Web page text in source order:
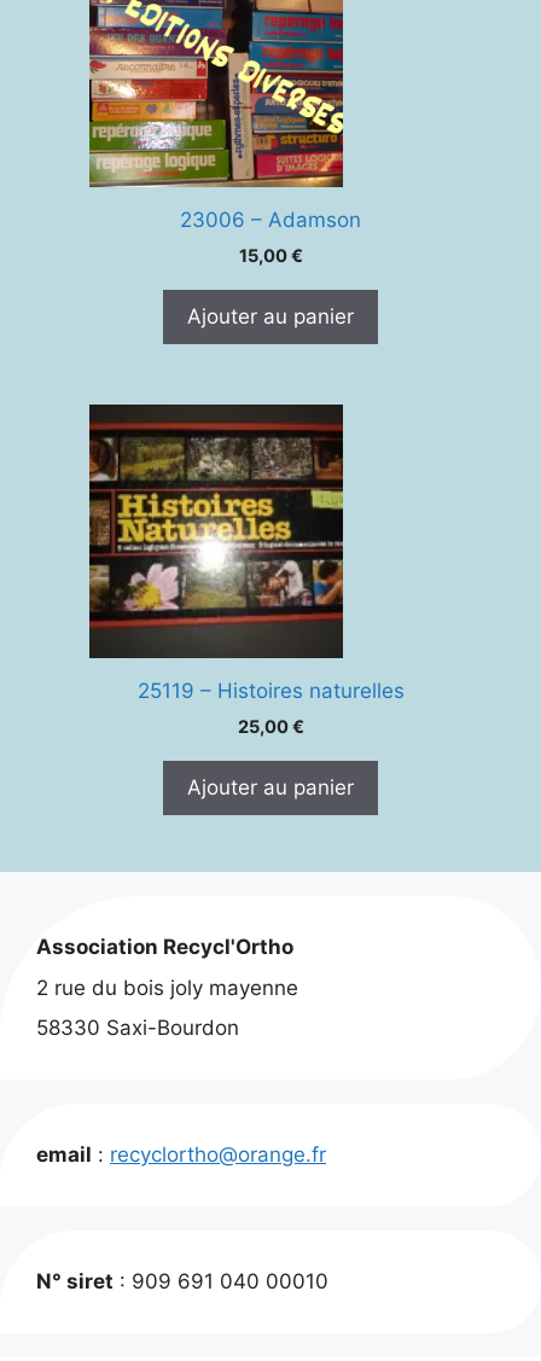
23006 – Adamson
15,00€
Ajouter au panier
25119 – Histoires naturelles
25,00€
Ajouter au panier
Association Recycl'Ortho
2 rue du bois joly mayenne
58330 Saxi-Bourdon
email : recyclortho@orange.fr
N° siret : 909 691 040 00010